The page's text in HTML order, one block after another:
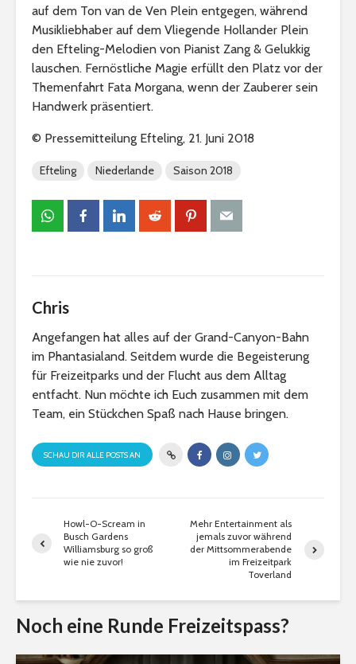
auf dem Ton van de Ven Plein entgegen, während
Musikliebhaber auf dem Vliegende Hollander Plein
den Efteling-Melodien von Pianist Zang & Gelukkig
lauschen. Fernöstliche Magie erfüllt den Platz vor der
Themenfahrt Fata Morgana, wenn der Zauberer sein
Handwerk präsentiert.
© Pressemitteilung Efteling, 21. Juni 2018
Efteling Niederlande Saison 2018
Chris
Angefangen hat alles auf der Grand-Canyon-Bahn
im Phantasialand. Seitdem wurde die Begeisterung
für Freizeitparks und der Flucht aus dem Alltag
entfacht. Nun möchte ich Euch zusammen mit dem
Team, ein Stückchen Spaß nach Hause bringen.
SCHAU DIR ALLE POSTS AN
Howl-O-Scream in
Busch Gardens
Williamsburg so groß
wie nie zuvor!
Mehr Entertainment als
jemals zuvor während
der Mittsommerabende
im Freizeitpark
Toverland
Noch eine Runde Freizeitspass?